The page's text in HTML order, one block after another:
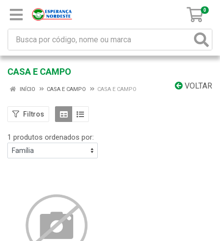
0
CASA E CAMPO
VOLTAR
INÍCIO CASA E CAMPO CASA E CAMPO
Filtros
1 produtos ordenados por: